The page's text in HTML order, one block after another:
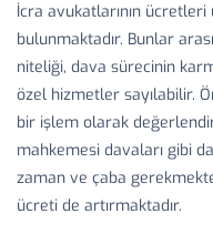
İcra avukatlarının
bulunmaktadır. Bunlar
niteliği, dava sürecinin
özel hizmetler sayılabilir.
bir işlem olarak
mahkemesi davaları gibi
zaman ve çaba
ücreti de artırmaktadır.